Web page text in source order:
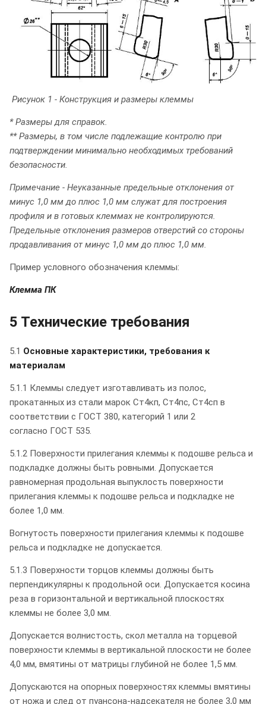
Рисунок 1 - Конструкция и размеры клеммы
* Размеры для справок.
** Размеры, в том числе подлежащие контролю при
подтверждении минимально необходимых требований
безопасности.
Примечание - Неуказанные предельные отклонения от
минус 1,0 мм до плюс 1,0 мм служат для построения
профиля и в готовых клеммах не контролируются.
Предельные отклонения размеров отверстий со стороны
продавливания от минус 1,0 мм до плюс 1,0 мм.
Пример условного обозначения клеммы:
Клемма ПК
5 Технические требования
5.1 Основные характеристики, требования к
материалам
5.1.1 Клеммы следует изготавливать из полос,
прокатанных из стали марок Ст4кп, Ст4пс, Ст4сп в
соответствии с ГОСТ 380, категорий 1 или 2
согласно ГОСТ 535.
5.1.2 Поверхности прилегания клеммы к подошве рельса и
подкладке должны быть ровными. Допускается
равномерная продольная выпуклость поверхности
прилегания клеммы к подошве рельса и подкладке не
более 1,0 мм.
Вогнутость поверхности прилегания клеммы к подошве
рельса и подкладке не допускается.
5.1.3 Поверхности торцов клеммы должны быть
перпендикулярны к продольной оси. Допускается косина
реза в горизонтальной и вертикальной плоскостях
клеммы не более 3,0 мм.
Допускается волнистость, скол металла на торцевой
поверхности клеммы в вертикальной плоскости не более
4,0 мм, вмятины от матрицы глубиной не более 1,5 мм.
Допускаются на опорных поверхностях клеммы вмятины
от ножа и след от пуансона-надсекателя не более 3,0 мм